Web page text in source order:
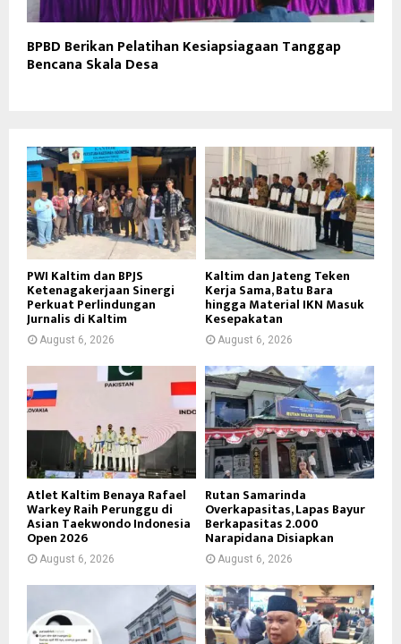
BPBD Berikan Pelatihan Kesiapsiagaan Tanggap
Bencana Skala Desa
PWI Kaltim dan BPJS
Ketenagakerjaan Sinergi
Perkuat Perlindungan
Jurnalis di Kaltim
August 6, 2026
Kaltim dan Jateng Teken
Kerja Sama, Batu Bara
hingga Material IKN Masuk
Kesepakatan
August 6, 2026
Atlet Kaltim Benaya Rafael
Warkey Raih Perunggu di
Asian Taekwondo Indonesia
Open 2026
August 6, 2026
Rutan Samarinda
Overkapasitas, Lapas Bayur
Berkapasitas 2.000
Narapidana Disiapkan
August 6, 2026